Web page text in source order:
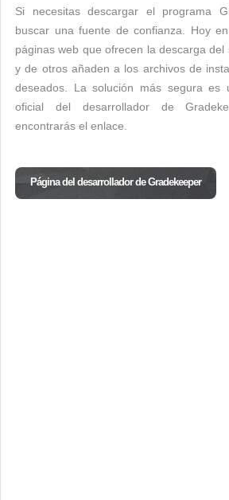
Si necesitas descargar el programa
buscar una fuente de confianza. Hoy
páginas web que ofrecen la descarga
y de otros añaden a los archivos de
deseados. La solución más segura es
oficial del desarrollador de
encontrarás el enlace.
Página del desarrollador de Gradekeeper